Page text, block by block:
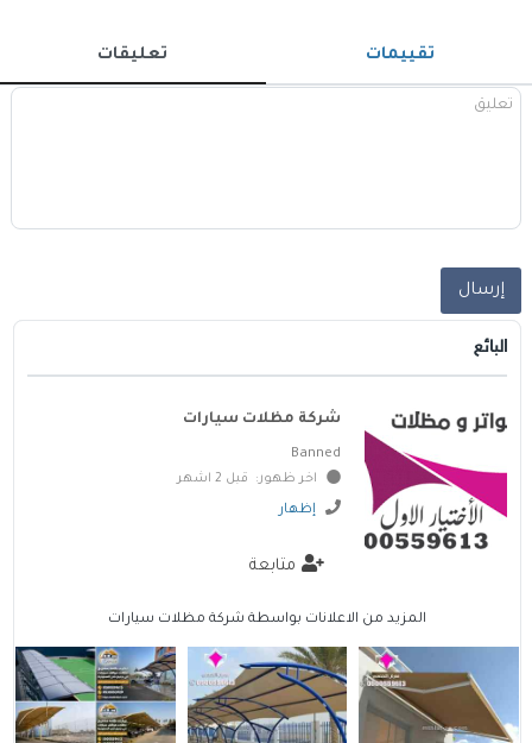
تقييمات تعليقات
إرسال
البائع
شركة مظلات سيارات
Banned
اخر ظهور: قبل 2 اشهر
إظهار
متابعة
المزيد من الاعلانات بواسطة شركة مظلات سيارات